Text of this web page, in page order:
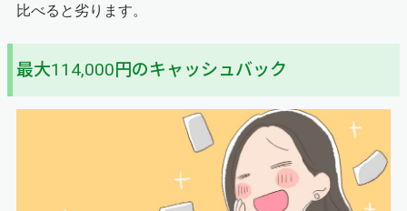
比べると劣ります。
最大114,000円のキャッシュバック